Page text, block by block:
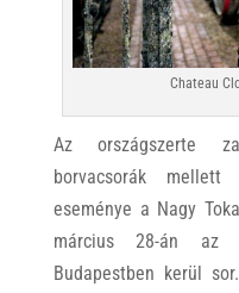
Chateau
Az országszerte
borvacsorák
eseménye a Nagy
március 28-án az
Budapestben kerül